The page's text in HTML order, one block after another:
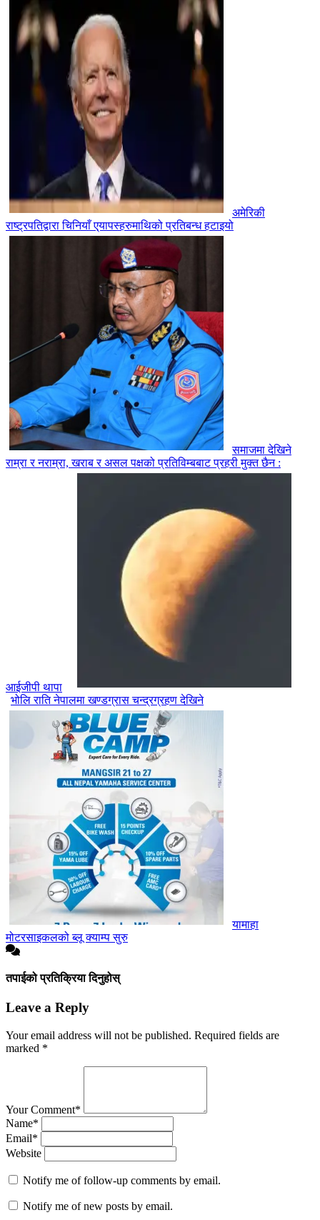
अमेरिकी
राष्ट्रपतिद्वारा चिनियाँ ए्यापस्हरुमाथिको प्रतिबन्ध हटाइयो
समाजमा देखिने
राम्रा र नराम्रा, खराब र असल पक्षको प्रतिविम्बबाट प्रहरी मुक्त छैन :
आईजीपी थापा
भोलि राति नेपालमा खण्डग्रास चन्द्रग्रहण देखिने
यामाहा
मोटरसाइकलको ब्लू क्याम्प सुरु
तपाईको प्रतिक्रिया दिनुहोस्
Leave a Reply
Your email address will not be published. Required fields are
marked *
Your Comment*
Name*
Email*
Website
Notify me of follow-up comments by email.
Notify me of new posts by email.